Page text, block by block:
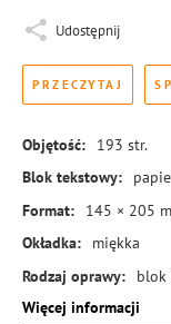
Udostępnij
PRZECZYTAJ
Objętość: 193 str.
Blok tekstowy:
Format:
145 × 205
Okładka:
miękka
Rodzaj oprawy:
blok
ISBN:
978-83-8273-
Więcej informacji